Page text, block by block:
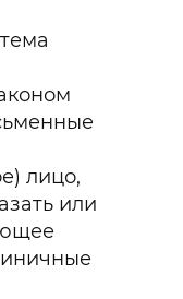
лицо,
или